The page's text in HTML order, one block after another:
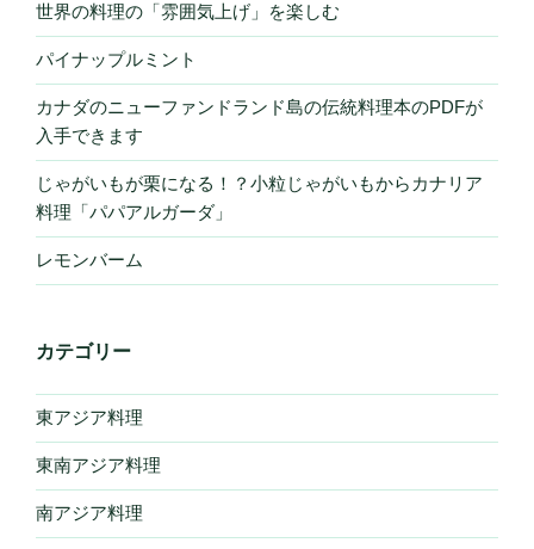
世界の料理の「雰囲気上げ」を楽しむ
パイナップルミント
カナダのニューファンドランド島の伝統料理本のPDFが
入手できます
じゃがいもが栗になる！？小粒じゃがいもからカナリア
料理「パパアルガーダ」
レモンバーム
カテゴリー
東アジア料理
東南アジア料理
南アジア料理